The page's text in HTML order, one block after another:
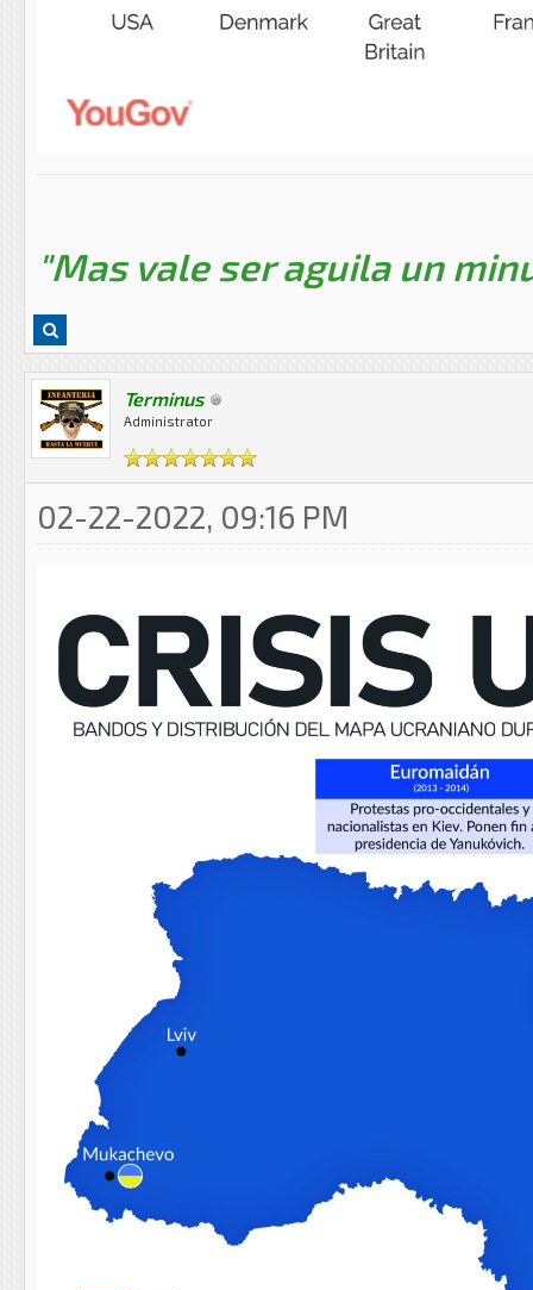
"Mas vale ser aguila un
Terminus
Administrator
02-22-2022, 09:16 PM